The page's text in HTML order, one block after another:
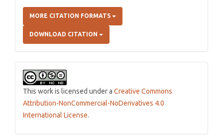
MORE CITATION FORMATS
DOWNLOAD CITATION
This work is licensed under a Creative Commons
Attribution-NonCommercial-NoDerivatives 4.0
International License.